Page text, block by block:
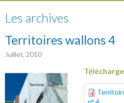
Les archives
Territoires wallons 4
Juillet, 2010